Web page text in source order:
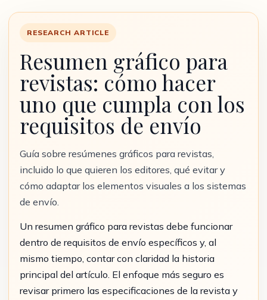
RESEARCH ARTICLE
Resumen gráfico para
revistas: cómo hacer
uno que cumpla con los
requisitos de envío
Guía sobre resúmenes gráficos para revistas,
incluido lo que quieren los editores, qué evitar y
cómo adaptar los elementos visuales a los sistemas
de envío.
Un resumen gráfico para revistas debe funcionar
dentro de requisitos de envío específicos y, al
mismo tiempo, contar con claridad la historia
principal del artículo. El enfoque más seguro es
revisar primero las especificaciones de la revista y